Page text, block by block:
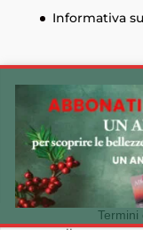
Cookie Policy
Utilizziamo i
l'esperienza più
e ripetendo le
acconsenti all'uso
visitare
Informativa
© Edizioni
imprese di
30.600,00 € -
Termini